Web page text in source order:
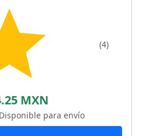
(4)
MXN
para envío